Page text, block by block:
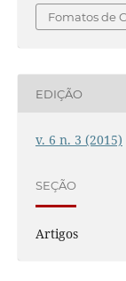
Fomatos de
EDIÇÃO
v. 6 n. 3 (2015)
SEÇÃO
Artigos